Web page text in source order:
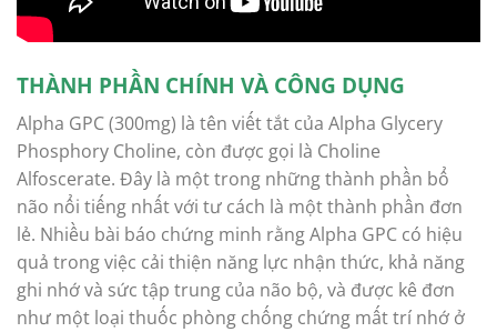
THÀNH PHẦN CHÍNH VÀ CÔNG DỤNG
Alpha GPC (300mg) là tên viết tắt của Alpha Glycery
Phosphory Choline, còn được gọi là Choline
Alfoscerate. Đây là một trong những thành phần bổ
não nổi tiếng nhất với tư cách là một thành phần đơn
lẻ. Nhiều bài báo chứng minh rằng Alpha GPC có hiệu
quả trong việc cải thiện năng lực nhận thức, khả năng
ghi nhớ và sức tập trung của não bộ, và được kê đơn
như một loại thuốc phòng chống chứng mất trí nhớ ở